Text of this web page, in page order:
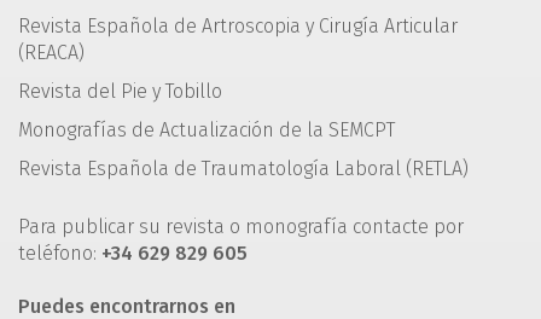
Revista Española de Artroscopia y Cirugía Articular
(REACA)
Revista del Pie y Tobillo
Monografías de Actualización de la SEMCPT
Revista Española de Traumatología Laboral (RETLA)
Para publicar su revista o monografía contacte por
teléfono: +34 629 829 605
Puedes encontrarnos en